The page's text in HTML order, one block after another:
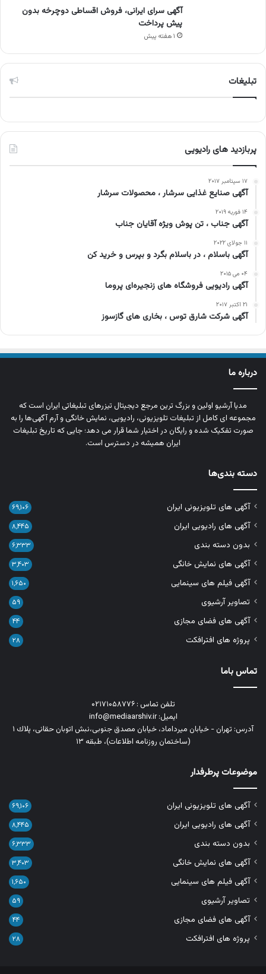
آگهی سرای ایرانی، فروش اقساطی دوچرخه بدون
پیش پرداخت
۱ هفته پیش
تبلیغات
پربازدید های رادیویی
۱۷ سپتامبر ۲۰۱۷
آگهی صنایع غذایی سرشار ، محصولات سرشار
۱۴ فوریه ۲۰۱۹
آگهی جناب ، تن پوش ویژه آقایان جناب
۱۱ جولای ۲۰۲۲
آگهی باسلام ، در باسلام بگرد و بپرس و خرید کن
۰۴ می ۲۰۱۵
آگهی رادیویی فروشگاه های زنجیره‌ای پروما
۲۱ اکتبر ۲۰۱۷
آگهی شرکت شارق توس ، بخاری های گازسوز
درباره ما
مدیا آرشیو اولین و بزرگ‌ ترین مرجع دیجیتال تیزرهای تبلیغاتی ایران است که
مجموعه‌ ای کامل از تبلیغات تلویزیونی، رادیویی، نمایش خانگی و آرم‌ آگهی‌ها را به‌
صورت تفکیک‌ شده و رایگان در اختیار شما قرار می‌ دهد؛ جایی که تاریخ تبلیغات
ایران همیشه در دسترس است.
دسته بندی‌ها
آگهی های تلویزیونی ایران ۶۹,۱۰۶
آگهی های رادیویی ایران ۸,۴۴۵
بدون دسته بندی ۶,۳۳۳
آگهی های نمایش خانگی ۳,۴۰۳
آگهی فیلم های سینمایی ۱,۶۵۰
تصاویر آرشیوی ۵۹
آگهی های فضای مجازی ۴۴
پروژه های افترافکت ۲۸
تماس باما
تلفن تماس : ۰۲۱۷۱۰۵۸۷۷۶
ایمیل: info@mediaarshiv.ir
آدرس: تهران - خیابان میرداماد، خیابان مصدق جنوبی،نبش اتوبان حقانی، پلاك ١
(ساختمان روزنامه اطلاعات)، طبقه ۱۳
موضوعات پرطرفدار
آگهی های تلویزیونی ایران ۶۹,۱۰۶
آگهی های رادیویی ایران ۸,۴۴۵
بدون دسته بندی ۶,۳۳۳
آگهی های نمایش خانگی ۳,۴۰۳
آگهی فیلم های سینمایی ۱,۶۵۰
تصاویر آرشیوی ۵۹
آگهی های فضای مجازی ۴۴
پروژه های افترافکت ۲۸